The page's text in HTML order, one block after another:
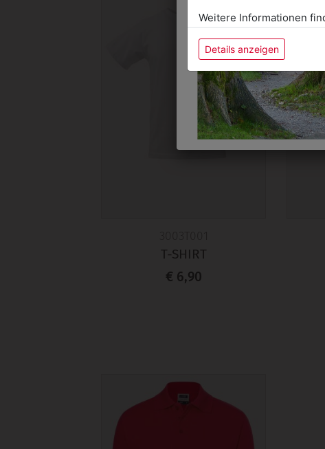
T-SHIRT
€ 6,90
Weitere Informationen
Details anzeigen